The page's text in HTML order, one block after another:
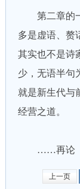
第二章的一
多是虚语、赘
其实也不是诗
少，无语半句
就是新生代与
经营之道。
……再论
上一页